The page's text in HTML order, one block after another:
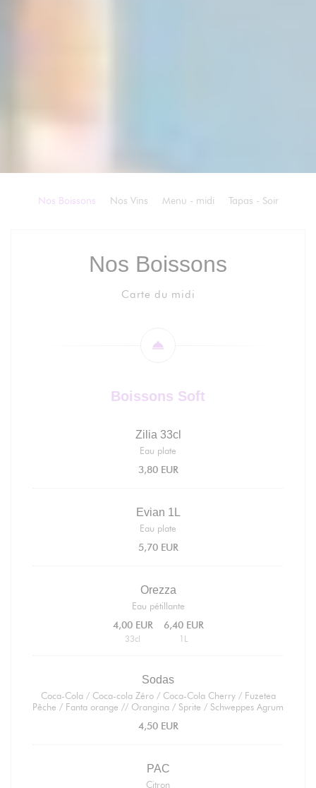
Nos Boissons Nos Vins Menu - midi Tapas - Soir
Nos Boissons
Carte du midi
Boissons Soft
Zilia 33cl
Eau plate
3,80 EUR
Evian 1L
Eau plate
5,70 EUR
Orezza
Eau pétillante
4,00 EUR
33cl
6,40 EUR
1L
Sodas
Coca-Cola / Coca-cola Zéro / Coca-Cola Cherry / Fuzetea
Pêche / Fanta orange // Orangina / Sprite / Schweppes Agrum
4,50 EUR
PAC
Citron